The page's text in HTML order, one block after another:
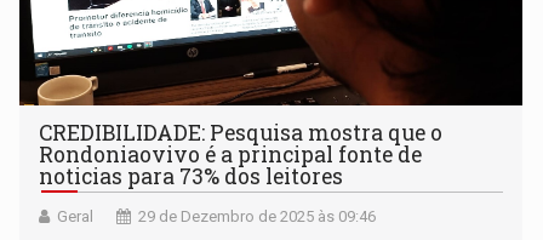
CREDIBILIDADE: Pesquisa mostra que o
Rondoniaovivo é a principal fonte de
noticias para 73% dos leitores
Geral 29 de Dezembro de 2025 às 09:46